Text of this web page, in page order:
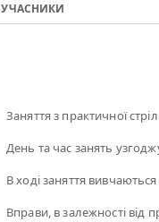
УЧАСНИКИ
Заняття з практичної
День та час занять
В ході заняття
Вправи, в залежності від